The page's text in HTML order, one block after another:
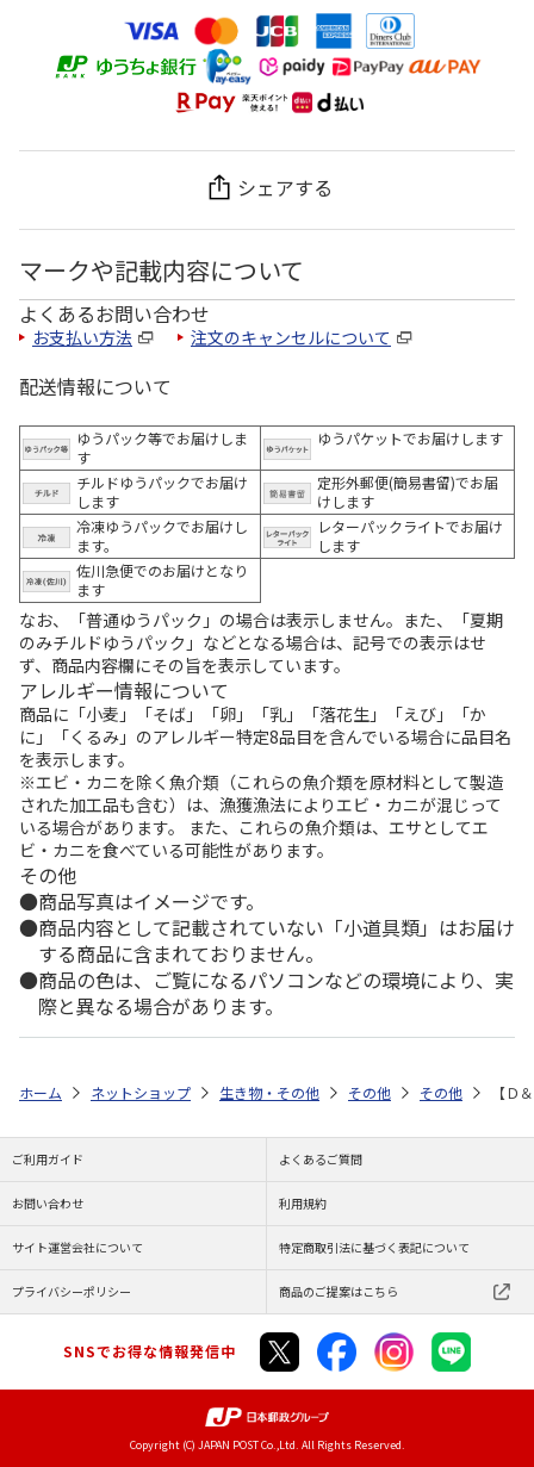
シェアする
マークや記載内容について
よくあるお問い合わせ
お支払い方法 注文のキャンセルについて
配送情報について
ゆうパック等でお届けしま
す
ゆうパケットでお届けします
チルドゆうパックでお届け
します
定形外郵便(簡易書留)でお届
けします
冷凍ゆうパックでお届けし
ます。
レターパックライトでお届け
します
佐川急便でのお届けとなり
ます
なお、「普通ゆうパック」の場合は表示しません。また、「夏期
のみチルドゆうパック」などとなる場合は、記号での表示はせ
ず、商品内容欄にその旨を表示しています。
アレルギー情報について
商品に「小麦」「そば」「卵」「乳」「落花生」「えび」「か
に」「くるみ」のアレルギー特定8品目を含んでいる場合に品目名
を表示します。
※エビ・カニを除く魚介類（これらの魚介類を原材料として製造
された加工品も含む）は、漁獲漁法によりエビ・カニが混じって
いる場合があります。 また、これらの魚介類は、エサとしてエ
ビ・カニを食べている可能性があります。
その他
商品写真はイメージです。
商品内容として記載されていない「小道具類」はお届け
する商品に含まれておりません。
商品の色は、ご覧になるパソコンなどの環境により、実
際と異なる場合があります。
ホーム ネットショップ 生き物・その他 その他 その他 【Ｄ
ご利用ガイド よくあるご質問
お問い合わせ 利用規約
サイト運営会社について 特定商取引法に基づく表記について
プライバシーポリシー 商品のご提案はこちら
SNSでお得な情報発信中
Copyright (C) JAPAN POST Co.,Ltd. All Rights Reserved.